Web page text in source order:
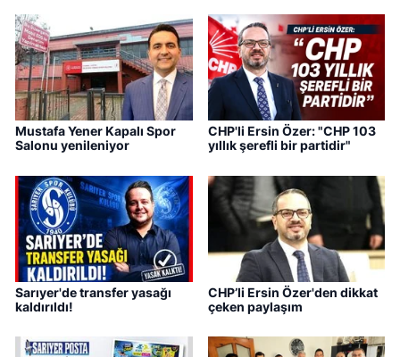
Mustafa Yener Kapalı Spor
Salonu yenileniyor
CHP'li Ersin Özer: "CHP 103
yıllık şerefli bir partidir"
Sarıyer'de transfer yasağı
kaldırıldı!
CHP’li Ersin Özer'den dikkat
çeken paylaşım